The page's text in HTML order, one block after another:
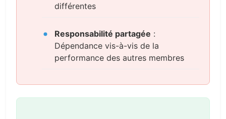
différentes
Responsabilité partagée :
Dépendance vis-à-vis de la
performance des autres membres